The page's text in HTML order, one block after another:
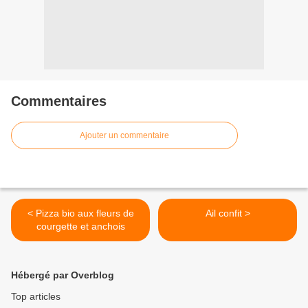
Commentaires
Ajouter un commentaire
< Pizza bio aux fleurs de
courgette et anchois
Ail confit >
Hébergé par Overblog
Top articles